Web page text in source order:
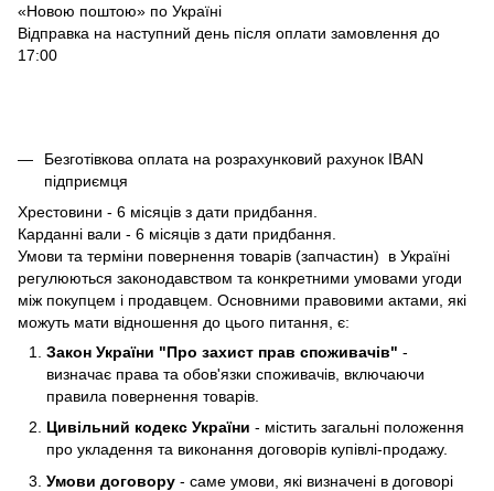
«Новою поштою» по Україні
Відправка на наступний день після оплати замовлення до
17:00
Безготівкова оплата на розрахунковий рахунок IBAN
підприємця
Хрестовини - 6 місяців з дати придбання.
Карданні вали - 6 місяців з дати придбання.
Умови та терміни повернення товарів (запчастин) в Україні
регулюються законодавством та конкретними умовами угоди
між покупцем і продавцем. Основними правовими актами, які
можуть мати відношення до цього питання, є:
Закон України "Про захист прав споживачів" -
визначає права та обов'язки споживачів, включаючи
правила повернення товарів.
Цивільний кодекс України - містить загальні положення
про укладення та виконання договорів купівлі-продажу.
Умови договору - саме умови, які визначені в договорі